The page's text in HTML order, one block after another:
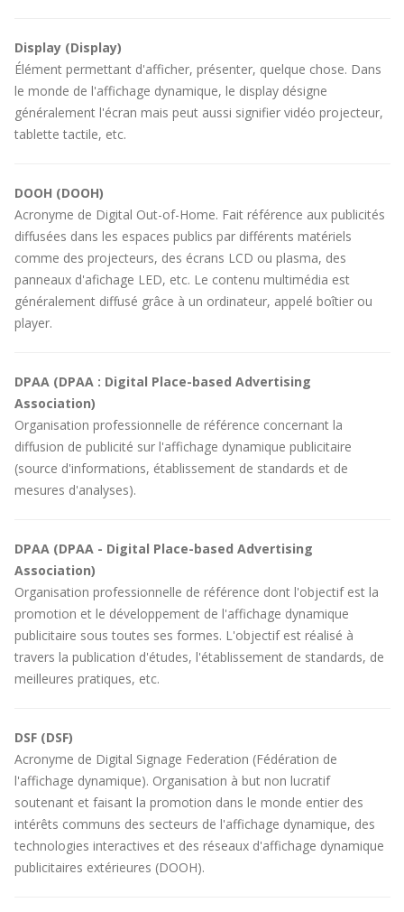
Display (Display)
Élément permettant d'afficher, présenter, quelque chose. Dans
le monde de l'affichage dynamique, le display désigne
généralement l'écran mais peut aussi signifier vidéo projecteur,
tablette tactile, etc.
DOOH (DOOH)
Acronyme de Digital Out-of-Home. Fait référence aux publicités
diffusées dans les espaces publics par différents matériels
comme des projecteurs, des écrans LCD ou plasma, des
panneaux d'afichage LED, etc. Le contenu multimédia est
généralement diffusé grâce à un ordinateur, appelé boîtier ou
player.
DPAA (DPAA : Digital Place-based Advertising
Association)
Organisation professionnelle de référence concernant la
diffusion de publicité sur l'affichage dynamique publicitaire
(source d'informations, établissement de standards et de
mesures d'analyses).
DPAA (DPAA - Digital Place-based Advertising
Association)
Organisation professionnelle de référence dont l'objectif est la
promotion et le développement de l'affichage dynamique
publicitaire sous toutes ses formes. L'objectif est réalisé à
travers la publication d'études, l'établissement de standards, de
meilleures pratiques, etc.
DSF (DSF)
Acronyme de Digital Signage Federation (Fédération de
l'affichage dynamique). Organisation à but non lucratif
soutenant et faisant la promotion dans le monde entier des
intérêts communs des secteurs de l'affichage dynamique, des
technologies interactives et des réseaux d'affichage dynamique
publicitaires extérieures (DOOH).